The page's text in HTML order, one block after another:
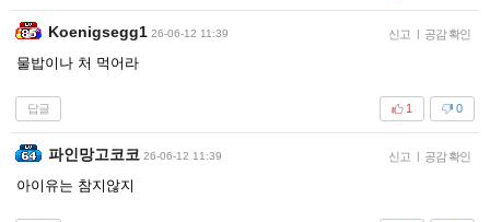
Koenigsegg1 26-06-12 11:39 신고 | 공감 확인
물밥이나 처 먹어라
답글 0
1
파인망고코코 26-06-12 11:39 신고 | 공감 확인
아이유는 참지않지